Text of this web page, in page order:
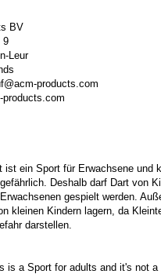
BV
9
Leur
products.com
ist ein Sport für Erwachsene und
Deshalb darf Dart von
gespielt werden.
kleinen Kindern lagern, da
darstellen.
is a Sport for adults and it's not a